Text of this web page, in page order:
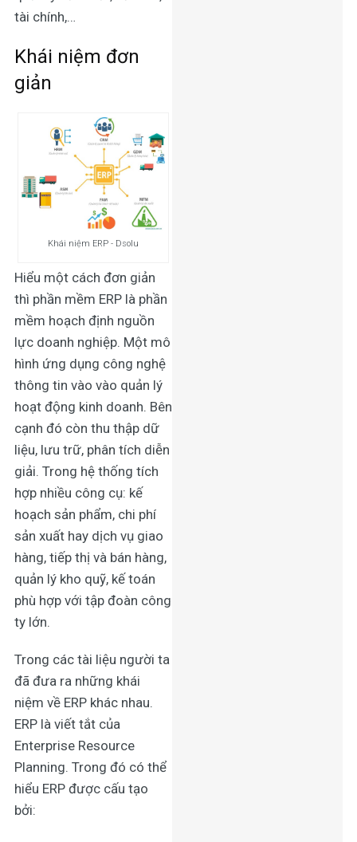
tài chính,…
Khái niệm đơn
giản
Khái niệm ERP - Dsolu
Hiểu một cách đơn giản
thì phần mềm ERP là phần
mềm hoạch định nguồn
lực doanh nghiệp. Một mô
hình ứng dụng công nghệ
thông tin vào vào quản lý
hoạt động kinh doanh. Bên
cạnh đó còn thu thập dữ
liệu, lưu trữ, phân tích diễn
giải. Trong hệ thống tích
hợp nhiều công cụ: kế
hoạch sản phẩm, chi phí
sản xuất hay dịch vụ giao
hàng, tiếp thị và bán hàng,
quản lý kho quỹ, kế toán
phù hợp với tập đoàn công
ty lớn.
Trong các tài liệu người ta
đã đưa ra những khái
niệm về ERP khác nhau.
ERP là viết tắt của
Enterprise Resource
Planning. Trong đó có thể
hiểu ERP được cấu tạo
bởi: